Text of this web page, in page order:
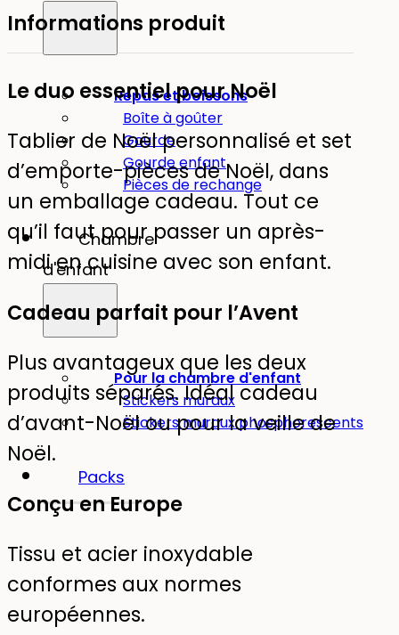
Repas et boissons
Boîte à goûter
Gourde
Gourde enfant
Pièces de rechange
Chambre
d'enfant
Pour la chambre d'enfant
Stickers muraux
Stickers muraux phosphorescents
Packs
Informations produit
Le duo essentiel pour Noël
Tablier de Noël personnalisé et set
d’emporte-pièces de Noël, dans
un emballage cadeau. Tout ce
qu’il faut pour passer un après-
midi en cuisine avec son enfant.
Cadeau parfait pour l’Avent
Plus avantageux que les deux
produits séparés. Idéal cadeau
d’avant-Noël ou pour la veille de
Noël.
Conçu en Europe
Tissu et acier inoxydable
conformes aux normes
européennes.